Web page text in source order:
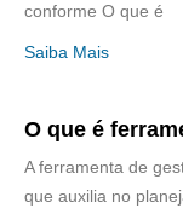
conforme O que é
Saiba Mais
O que é
A ferramenta de
que auxilia no